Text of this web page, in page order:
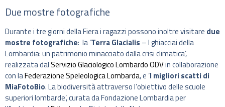
Due mostre fotografiche
Durante i tre giorni della Fiera i ragazzi possono inoltre visitare due
mostre fotografiche: la ‘Terra Glacialis – I ghiacciai della
Lombardia: un patrimonio minacciato dalla crisi climatica’,
realizzata dalServizio Glaciologico Lombardo ODVin collaborazione
con laFederazione Speleologica Lombarda, e ‘I migliori scatti di
MiaFotoBio. La biodiversità attraverso l’obiettivo delle scuole
superiori lombarde’, curata da Fondazione Lombardia per